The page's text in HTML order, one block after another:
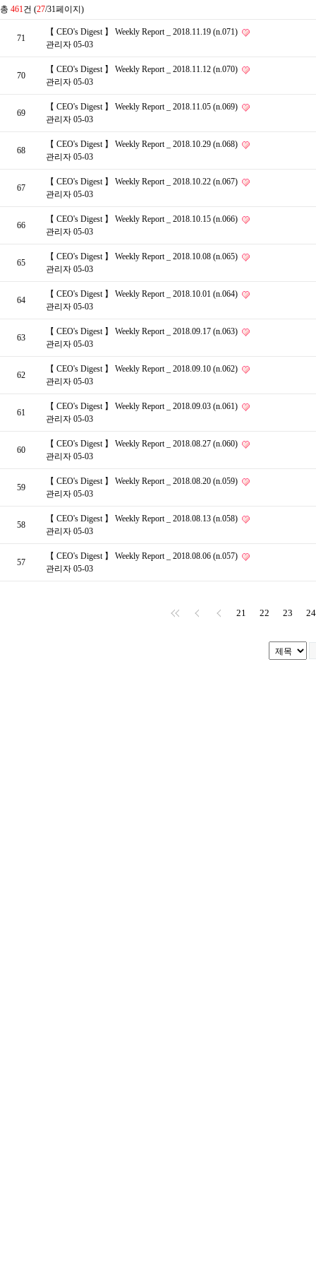
총 461건 (27/31페이지)
71
【 CEO's Digest 】 Weekly Report _ 2018.11.19 (n.071)
관리자 05-03
70
【 CEO's Digest 】 Weekly Report _ 2018.11.12 (n.070)
관리자 05-03
69
【 CEO's Digest 】 Weekly Report _ 2018.11.05 (n.069)
관리자 05-03
68
【 CEO's Digest 】 Weekly Report _ 2018.10.29 (n.068)
관리자 05-03
67
【 CEO's Digest 】 Weekly Report _ 2018.10.22 (n.067)
관리자 05-03
66
【 CEO's Digest 】 Weekly Report _ 2018.10.15 (n.066)
관리자 05-03
65
【 CEO's Digest 】 Weekly Report _ 2018.10.08 (n.065)
관리자 05-03
64
【 CEO's Digest 】 Weekly Report _ 2018.10.01 (n.064)
관리자 05-03
63
【 CEO's Digest 】 Weekly Report _ 2018.09.17 (n.063)
관리자 05-03
62
【 CEO's Digest 】 Weekly Report _ 2018.09.10 (n.062)
관리자 05-03
61
【 CEO's Digest 】 Weekly Report _ 2018.09.03 (n.061)
관리자 05-03
60
【 CEO's Digest 】 Weekly Report _ 2018.08.27 (n.060)
관리자 05-03
59
【 CEO's Digest 】 Weekly Report _ 2018.08.20 (n.059)
관리자 05-03
58
【 CEO's Digest 】 Weekly Report _ 2018.08.13 (n.058)
관리자 05-03
57
【 CEO's Digest 】 Weekly Report _ 2018.08.06 (n.057)
관리자 05-03
21 22 23 24